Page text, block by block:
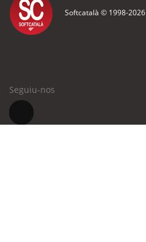
Softcatalà © 1998-2026
Seguiu-nos